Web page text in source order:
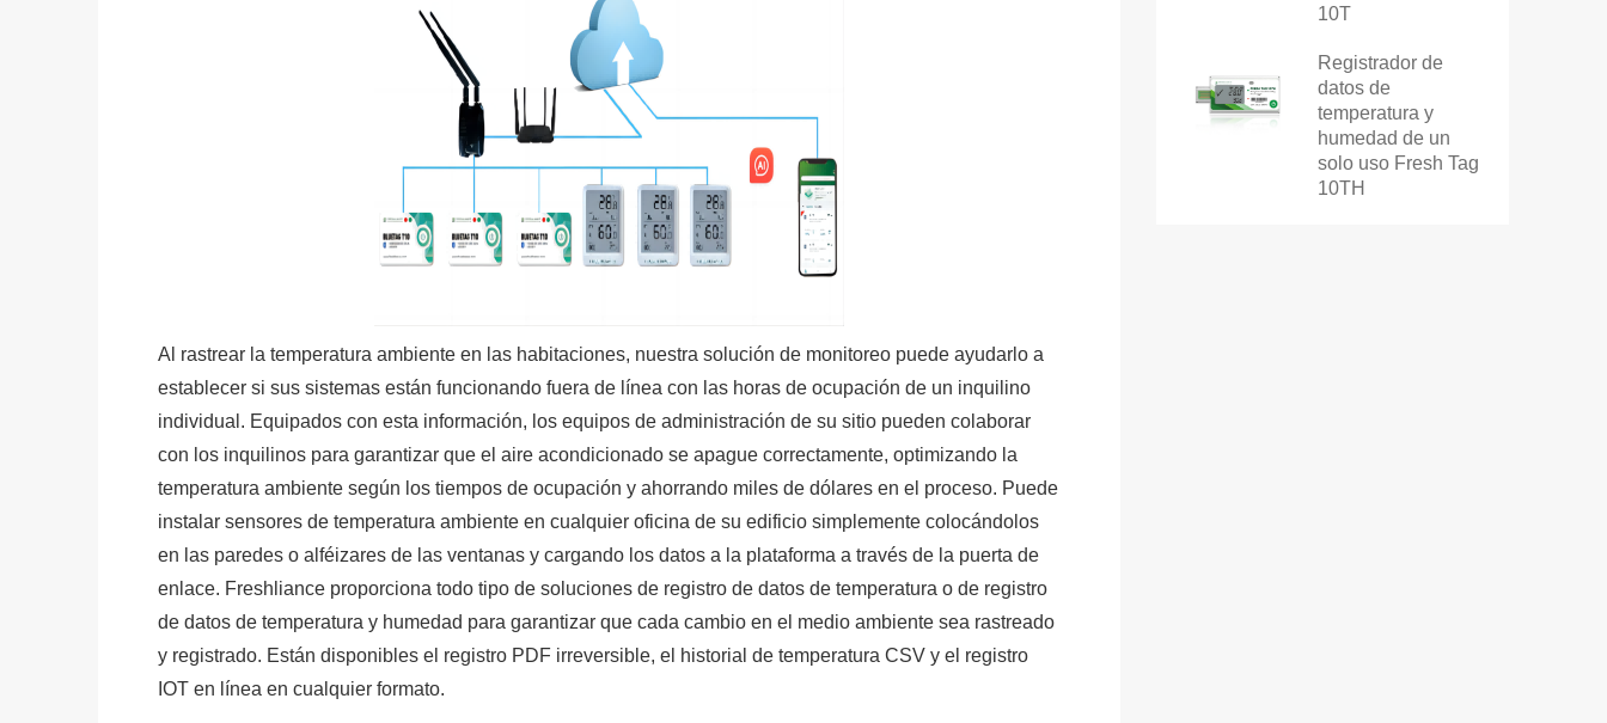
Al rastrear la temperatura ambiente en las habitaciones, nuestra solución de monitoreo puede ayudarlo a
establecer si sus sistemas están funcionando fuera de línea con las horas de ocupación de un inquilino
individual. Equipados con esta información, los equipos de administración de su sitio pueden colaborar
con los inquilinos para garantizar que el aire acondicionado se apague correctamente, optimizando la
temperatura ambiente según los tiempos de ocupación y ahorrando miles de dólares en el proceso. Puede
instalar sensores de temperatura ambiente en cualquier oficina de su edificio simplemente colocándolos
en las paredes o alféizares de las ventanas y cargando los datos a la plataforma a través de la puerta de
enlace. Freshliance proporciona todo tipo de soluciones de registro de datos de temperatura o de registro
de datos de temperatura y humedad para garantizar que cada cambio en el medio ambiente sea rastreado
y registrado. Están disponibles el registro PDF irreversible, el historial de temperatura CSV y el registro
IOT en línea en cualquier formato.
10T
Registrador de
datos de
temperatura y
humedad de un
solo uso Fresh Tag
10TH